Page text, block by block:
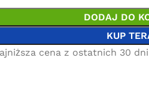
DODAJ DO
KUP
cena z ostatnich 30